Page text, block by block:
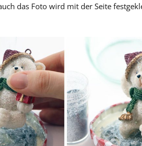
das Foto wird mit der Seite